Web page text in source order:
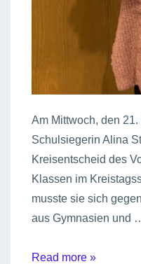
Am Mittwoch, den
Schulsiegerin Alina
Kreisentscheid des
Klassen im
musste sie sich
aus Gymnasien und
Vorlesewettbewerb
Read more »